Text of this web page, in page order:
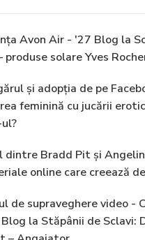
Avon Air - '27 Blog la
produse solare Yves
și adopția de pe
feminină cu jucării
dintre Bradd Pit și
online care creează
de supraveghere video -
la Stăpânii de Sclavi: